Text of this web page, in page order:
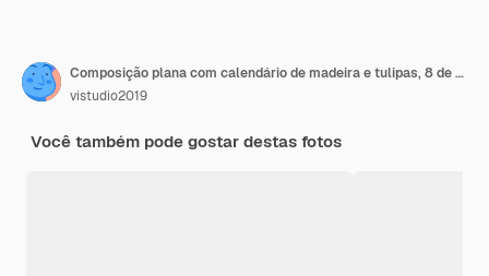
Composição plana com calendário de madeira e tulipas, 8 de março
vistudio2019
Você também pode gostar destas fotos